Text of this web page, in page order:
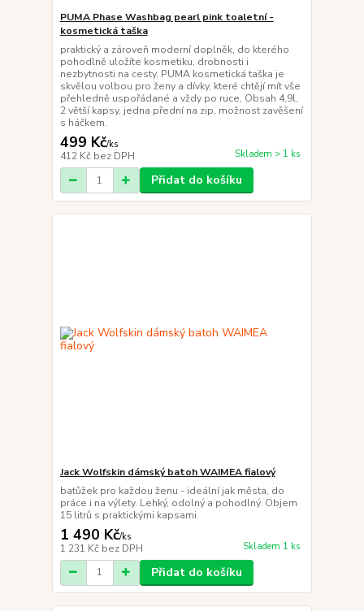
PUMA Phase Washbag pearl pink toaletní -
kosmetická taška
praktický a zároveň moderní doplněk, do kterého
pohodlně uložíte kosmetiku, drobnosti i
nezbytnosti na cesty. PUMA kosmetická taška je
skvělou volbou pro ženy a dívky, které chtějí mít vše
přehledně uspořádané a vždy po ruce, Obsah 4,9l,
2 větší kapsy, jedna přední na zip, možnost zavěšení
s háčkem.
499 Kč/ks
412 Kč bez DPH Skladem > 1 ks
Přidat do košíku
Jack Wolfskin dámský batoh WAIMEA fialový
batůžek pro každou ženu - ideální jak města, do
práce i na výlety. Lehký, odolný a pohodlný. Objem
15 litrů s praktickými kapsami.
1 490 Kč/ks
1 231 Kč bez DPH Skladem 1 ks
Přidat do košíku